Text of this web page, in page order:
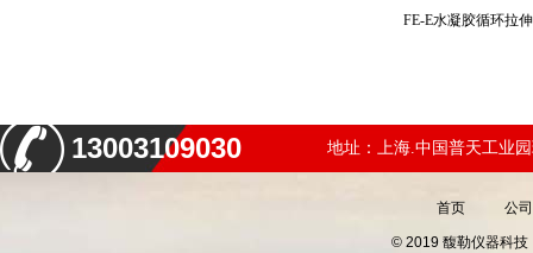
FE-E水凝胶循环拉
13003109030 地址：上海.中国普天工业
首页 公
© 2019 馥勒仪器科技